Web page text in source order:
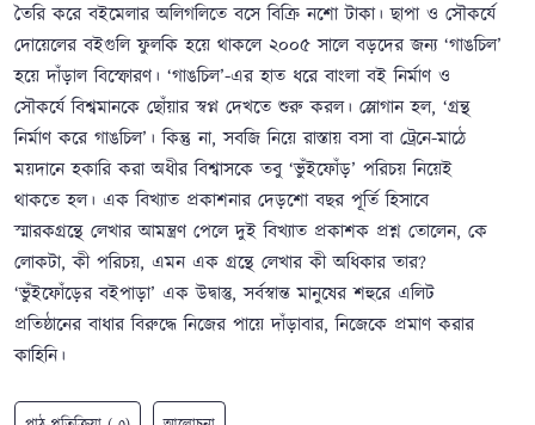
তৈরি করে বইমেলার অলিগলিতে বসে বিক্রি নশো টাকা। ছাপা ও সৌকর্যে
দোয়েলের বইগুলি ফুলকি হয়ে থাকলে ২০০৫ সালে বড়দের জন্য ‘গাঙচিল’
হয়ে দাঁড়াল বিস্ফোরণ। ‘গাঙচিল’-এর হাত ধরে বাংলা বই নির্মাণ ও
সৌকর্যে বিশ্বমানকে ছোঁয়ার স্বপ্ন দেখতে শুরু করল। স্লোগান হল, ‘গ্রন্থ
নির্মাণ করে গাঙচিল’। কিন্তু না, সবজি নিয়ে রাস্তায় বসা বা ট্রেনে-মাঠে
ময়দানে হকারি করা অধীর বিশ্বাসকে তবু ‘ভুঁইফোঁড়’ পরিচয় নিয়েই
থাকতে হল। এক বিখ্যাত প্রকাশনার দেড়শো বছর পূর্তি হিসাবে
স্মারকগ্রন্থে লেখার আমন্ত্রণ পেলে দুই বিখ্যাত প্রকাশক প্রশ্ন তোলেন, কে
লোকটা, কী পরিচয়, এমন এক গ্রন্থে লেখার কী অধিকার তার?
‘ভুঁইফোঁড়ের বইপাড়া’ এক উদ্বাস্তু, সর্বস্বান্ত মানুষের শহুরে এলিট
প্রতিষ্ঠানের বাধার বিরুদ্ধে নিজের পায়ে দাঁড়াবার, নিজেকে প্রমাণ করার
কাহিনি।